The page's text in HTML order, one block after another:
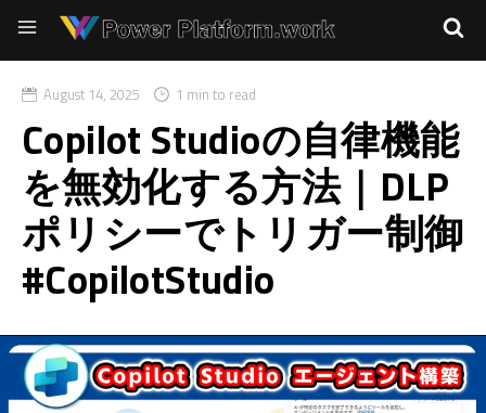
August 14, 2025 1 min to read
Copilot Studioの自律機能
を無効化する方法｜DLP
ポリシーでトリガー制御
#CopilotStudio